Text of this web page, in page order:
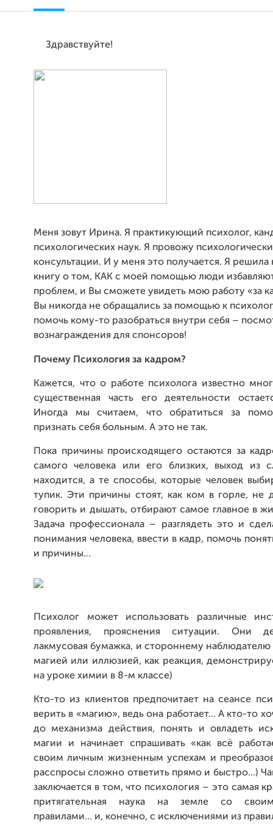
Здравствуйте!
Меня зовут Ирина. Я практикующий психолог,
психологических наук. Я провожу
консультации. И у меня это получается. Я решила
книгу о том, КАК с моей помощью люди
проблем, и Вы сможете увидеть мою работу «за
Вы никогда не обращались за помощью к
помочь кому-то разобраться внутри себя –
вознаграждения для спонсоров!
Почему Психология за кадром?
Кажется, что о работе психолога известно
существенная часть его деятельности
Иногда мы считаем, что обратиться за
признать себя больным. А это не так.
Пока причины происходящего остаются за
самого человека или его близких, выход из
находится, а те способы, которые человек
тупик. Эти причины стоят, как ком в горле, не
говорить и дышать, отбирают самое главное в
Задача профессионала – разглядеть это и
понимания человека, ввести в кадр, помочь
и причины…
Психолог может использовать различные
проявления, прояснения ситуации. Они
лакмусовая бумажка, и стороннему наблюдателю
магией или иллюзией, как реакция,
на уроке химии в 8-м классе)
Кто-то из клиентов предпочитает на сеансе
верить в «магию», ведь она работает… А кто-то
до механизма действия, понять и овладеть
магии и начинает спрашивать «как всё
своим личным жизненным успехам и
расспросы сложно ответить прямо и быстро…)
заключается в том, что психология – это самая
притягательная наука на земле со
правилами… и, конечно, с исключениями из